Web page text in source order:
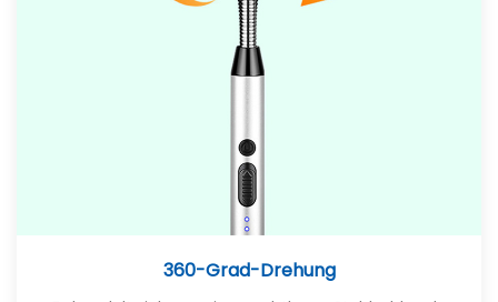
360-Grad-Drehung